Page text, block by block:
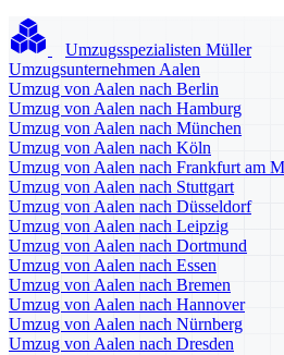
Umzugsspezialisten Müller
Umzugsunternehmen Aalen
Umzug von Aalen nach Berlin
Umzug von Aalen nach Hamburg
Umzug von Aalen nach München
Umzug von Aalen nach Köln
Umzug von Aalen nach Frankfurt am
Umzug von Aalen nach Stuttgart
Umzug von Aalen nach Düsseldorf
Umzug von Aalen nach Leipzig
Umzug von Aalen nach Dortmund
Umzug von Aalen nach Essen
Umzug von Aalen nach Bremen
Umzug von Aalen nach Hannover
Umzug von Aalen nach Nürnberg
Umzug von Aalen nach Dresden